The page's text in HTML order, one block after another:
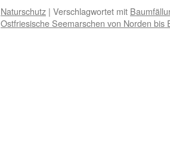
Naturschutz | Verschlagwortet mit
Ostfriesische Seemarschen von Norden bis